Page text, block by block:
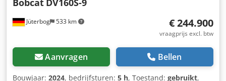
Jüterbog 533 km
Bobcat DV160S-9
€ 244.900
vraagprijs excl. btw
Aanvragen Bellen
Bouwjaar: 2024, bedrijfsturen: 5 h, Toestand: gebruikt,